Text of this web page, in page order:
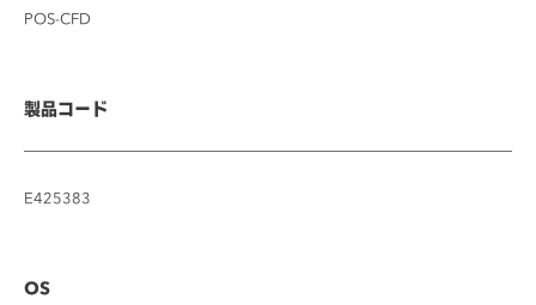
POS-CFD
製品コード
E425383
OS